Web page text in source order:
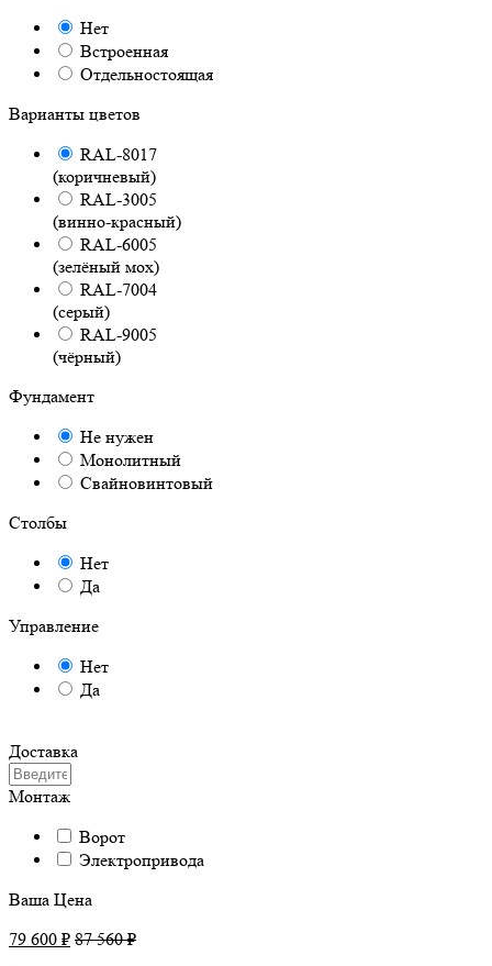
Нет
Встроенная
Отдельностоящая
Варианты цветов
RAL-8017
(коричневый)
RAL-3005
(винно-красный)
RAL-6005
(зелёный мох)
RAL-7004
(серый)
RAL-9005
(чёрный)
Фундамент
Не нужен
Монолитный
Свайновинтовый
Столбы
Нет
Да
Управление
Нет
Да
Доставка
Монтаж
Ворот
Электропривода
Ваша Цена
79 600 ₽ 87 560 ₽